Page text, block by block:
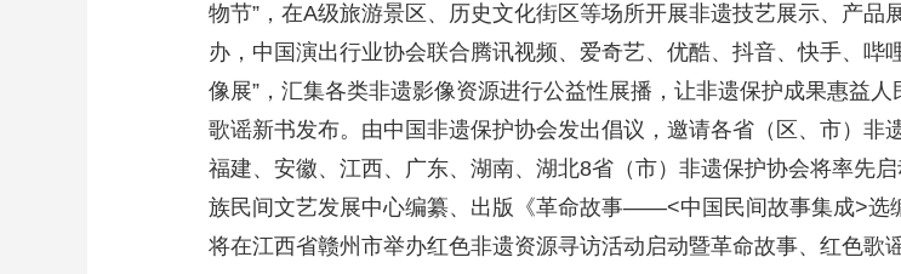
物节”，在A级旅游景区、历史文化街区等场所开展非遗技艺展示、产品
办，中国演出行业协会联合腾讯视频、爱奇艺、优酷、抖音、快手、哔
像展”，汇集各类非遗影像资源进行公益性展播，让非遗保护成果惠益
歌谣新书发布。由中国非遗保护协会发出倡议，邀请各省（区、市）非
福建、安徽、江西、广东、湖南、湖北8省（市）非遗保护协会将率先
族民间文艺发展中心编纂、出版《革命故事——<中国民间故事集成>
将在江西省赣州市举办红色非遗资源寻访活动启动暨革命故事、红色歌